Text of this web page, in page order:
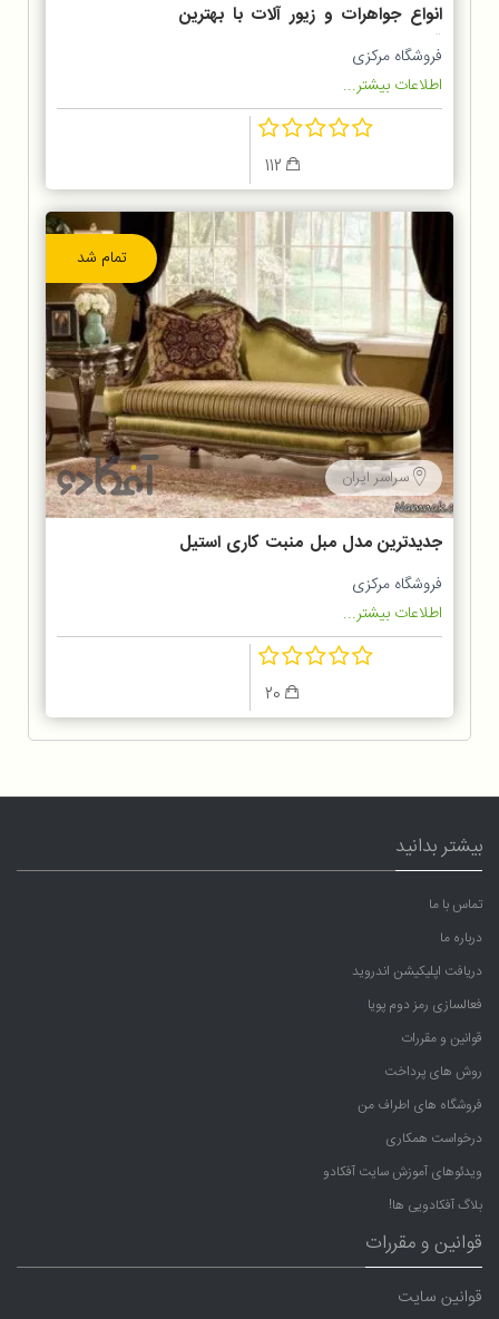
انواع جواهرات و زیور آلات با بهترین
قیمت
فروشگاه مرکزی
اطلاعات بیشتر...
تمام شد
سراسر ایران
جدیدترین مدل مبل منبت کاری استیل
و راحتی منزل
فروشگاه مرکزی
اطلاعات بیشتر...
بیشتر بدانید
تماس با ما
درباره ما
دریافت اپلیکیشن اندروید
فعالسازی رمز دوم پویا
قوانین و مقررات
روش های پرداخت
فروشگاه های اطراف من
درخواست همکاری
ویدئوهای آموزش سایت آفکادو
بلاگ آفکادویی ها!
قوانین و مقررات
قوانین سایت